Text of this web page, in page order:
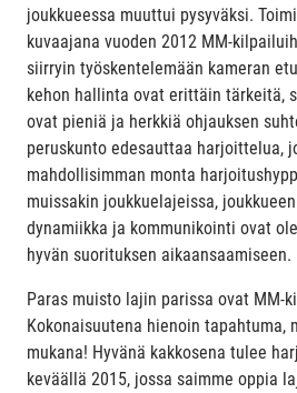
joukkueessa muuttui pysyväksi.
kuvaajana vuoden 2012 MM-
siirryin työskentelemään kameran
kehon hallinta ovat erittäin tärkeitä,
ovat pieniä ja herkkiä ohjauksen
peruskunto edesauttaa harjoittelua,
mahdollisimman monta
muissakin joukkuelajeissa,
dynamiikka ja kommunikointi ovat
hyvän suorituksen aikaansaamiseen.
Paras muisto lajin parissa ovat MM-
Kokonaisuutena hienoin tapahtuma,
mukana! Hyvänä kakkosena tulee
keväällä 2015, jossa saimme oppia